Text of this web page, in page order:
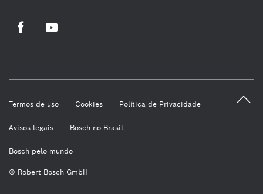
© Robert Bosch GmbH
Termos de uso Cookies Política de Privacidade
Avisos legais Bosch no Brasil
Bosch pelo mundo